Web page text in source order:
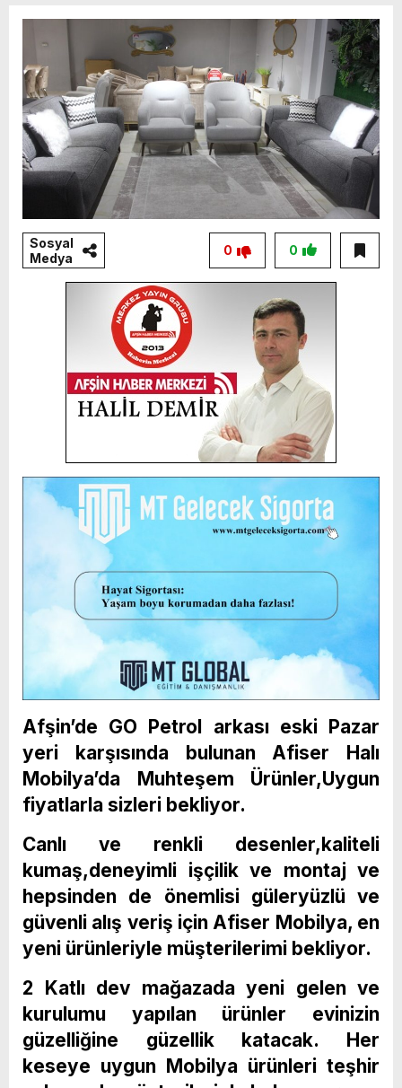
Sosyal
Medya
0
0
Afşin’de GO Petrol arkası eski Pazar
yeri karşısında bulunan Afiser Halı
Mobilya’da Muhteşem Ürünler,Uygun
fiyatlarla sizleri bekliyor.
Canlı ve renkli desenler,kaliteli
kumaş,deneyimli işçilik ve montaj ve
hepsinden de önemlisi güleryüzlü ve
güvenli alış veriş için Afiser Mobilya, en
yeni ürünleriyle müşterilerimi bekliyor.
2 Katlı dev mağazada yeni gelen ve
kurulumu yapılan ürünler evinizin
güzelliğine güzellik katacak. Her
keseye uygun Mobilya ürünleri teşhir